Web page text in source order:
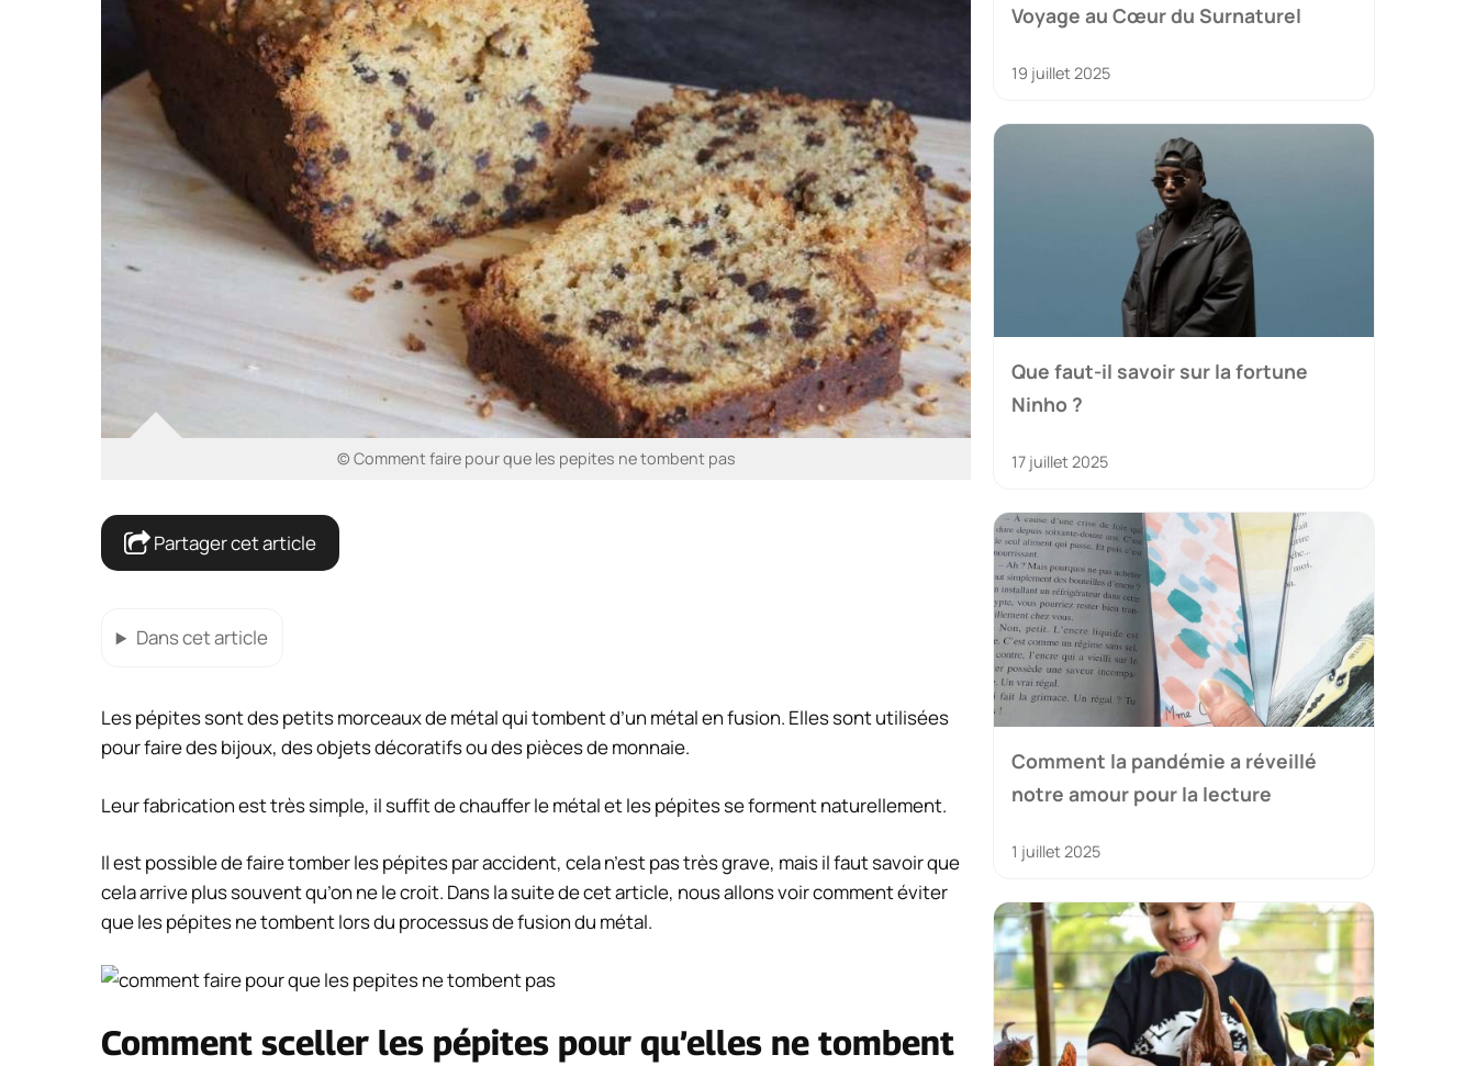
© Comment faire pour que les pepites ne tombent pas
Partager cet article
Dans cet article
Les pépites sont des petits morceaux de métal qui tombent d’un métal en fusion. Elles sont utilisées
pour faire des bijoux, des objets décoratifs ou des pièces de monnaie.
Leur fabrication est très simple, il suffit de chauffer le métal et les pépites se forment naturellement.
Il est possible de faire tomber les pépites par accident, cela n’est pas très grave, mais il faut savoir que
cela arrive plus souvent qu’on ne le croit. Dans la suite de cet article, nous allons voir comment éviter
que les pépites ne tombent lors du processus de fusion du métal.
Comment sceller les pépites pour qu’elles ne tombent
Voyage au Cœur du Surnaturel
19 juillet 2025
Que faut-il savoir sur la fortune
Ninho ?
17 juillet 2025
Comment la pandémie a réveillé
notre amour pour la lecture
1 juillet 2025